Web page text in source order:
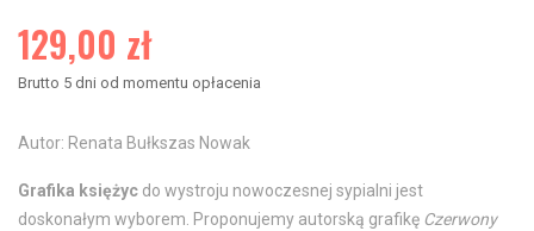
129,00 zł
Brutto 5 dni od momentu opłacenia
Autor: Renata Bułkszas Nowak
Grafika księżyc do wystroju nowoczesnej sypialni jest
doskonałym wyborem. Proponujemy autorską grafikę Czerwony